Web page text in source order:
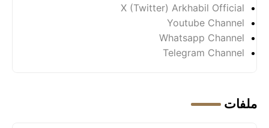
X (Twitter) Arkhabil Official
Youtube Channel
Whatsapp Channel
Telegram Channel
ملفات